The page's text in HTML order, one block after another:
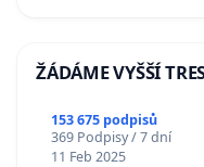
ŽÁDÁME VYŠŠÍ
153 675 podpisů
369 Podpisy / 7 dní
11 Feb 2025